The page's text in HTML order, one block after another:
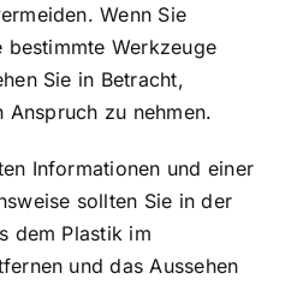
Wenn Sie
bestimmte Werkzeuge
Sie in Betracht,
zu nehmen.
Informationen und einer
sollten Sie in der
dem Plastik im
und das Aussehen